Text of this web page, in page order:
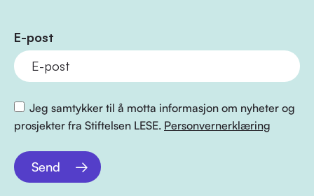
E-post
Jeg samtykker til å motta informasjon om nyheter og
prosjekter fra Stiftelsen LESE. Personvernerklæring
Send